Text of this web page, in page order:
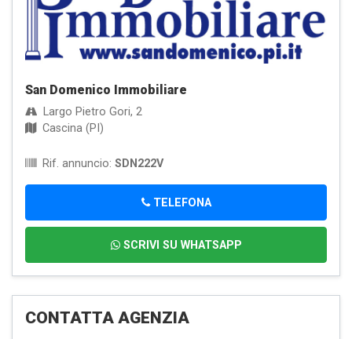
San Domenico Immobiliare
Largo Pietro Gori, 2
Cascina (PI)
Rif. annuncio: SDN222V
TELEFONA
SCRIVI SU WHATSAPP
CONTATTA AGENZIA